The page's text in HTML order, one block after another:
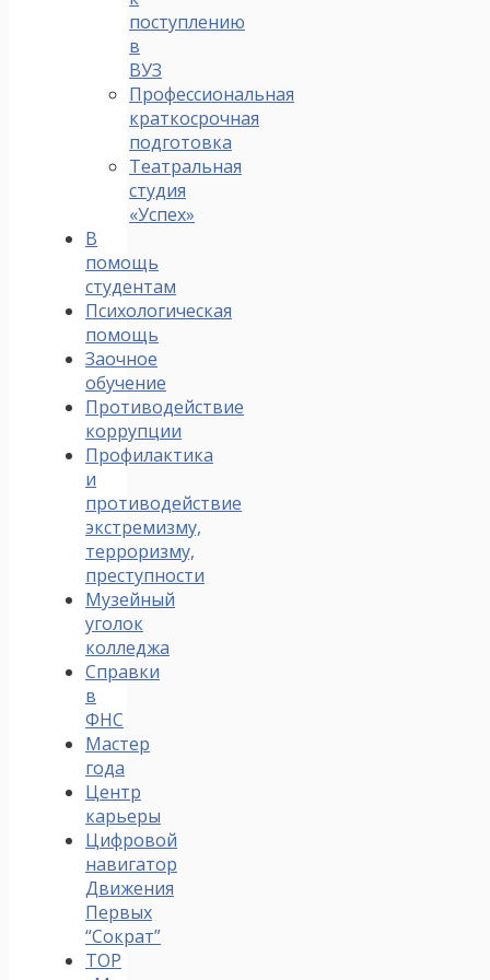
поступлению
в
ВУЗ
Профессиональная
краткосрочная
подготовка
Театральная
студия
«Успех»
В
помощь
студентам
Психологическая
помощь
Заочное
обучение
Противодействие
коррупции
Профилактика
и
противодействие
экстремизму,
терроризму,
преступности
Музейный
уголок
колледжа
Справки
в
ФНС
Мастер
года
Центр
карьеры
Цифровой
навигатор
Движения
Первых
“Сократ”
ТОР